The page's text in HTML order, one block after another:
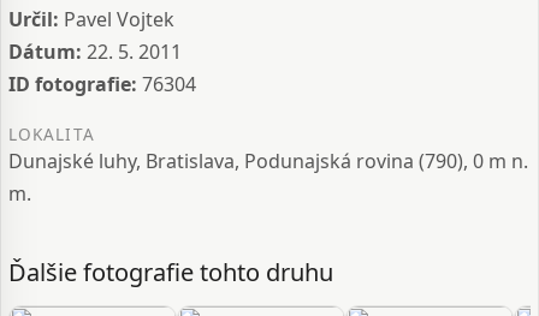
Určil: Pavel Vojtek
Dátum: 22. 5. 2011
ID fotografie: 76304
LOKALITA
Dunajské luhy, Bratislava, Podunajská rovina (790), 0 m n.
m.
Ďalšie fotografie tohto druhu